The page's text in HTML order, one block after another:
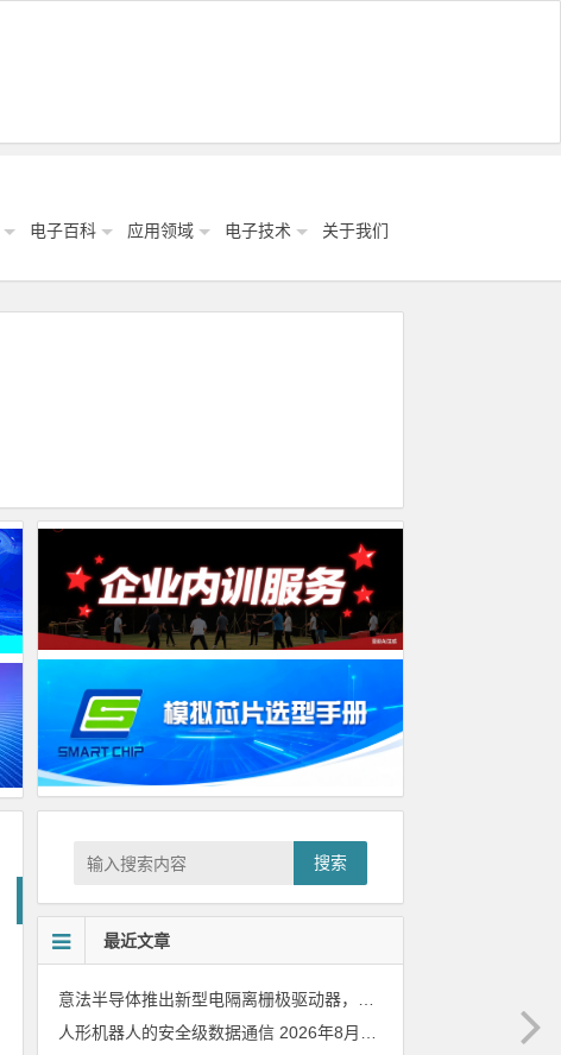
电子百科 应用领域 电子技术 关于我们
搜索
最近文章
人形机器人的安全级数据通信 2026年8月8日